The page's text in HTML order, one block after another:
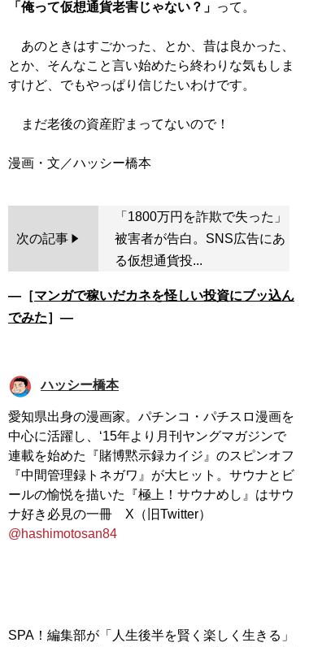
「俺って仮想通貨老害じゃない？」 って。
あのときはすごかった、とか、昔は良かった、
とか、そんなこと言い始めたら終わりな気もしま
すけど、でもやっぱり信じたいわけです。
まだ老後の資産貯まってないので！
次の記事
「1800万円を詐欺で失った」
被害者が告白。SNS広告にあ
る仮想通貨投...
―［マンガで稼いだカネを怪しい投資にブッ込ん
でみた］―
ハッシー橋本
愛知県出身の漫画家。パチンコ・パチスロ漫画を
中心に活躍し、‘15年より月刊ヤングマガジンで
連載を始めた『賭博黙示録カイジ』のスピンオフ
『中間管理録トネガワ』が大ヒット。サウナとビ
ールの愉悦を描いた『極上！サウナめし』はサウ
ナ好き必見の一冊 X（旧Twitter）
@hashimotosan84
SPA！編集部が「人生後半を賢く楽しく生きる」